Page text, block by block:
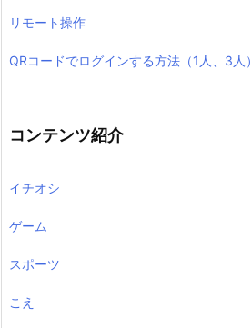
リモート操作
QRコードでログインする方法（1人、3人）
コンテンツ紹介
イチオシ
ゲーム
スポーツ
こえ